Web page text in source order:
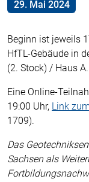
29. Mai 2024
Beginn ist jeweils
HfTL-Gebäude in
(2. Stock) / Haus A.
Eine Online-
19:00 Uhr, Link
1709).
Das
Sachsen als